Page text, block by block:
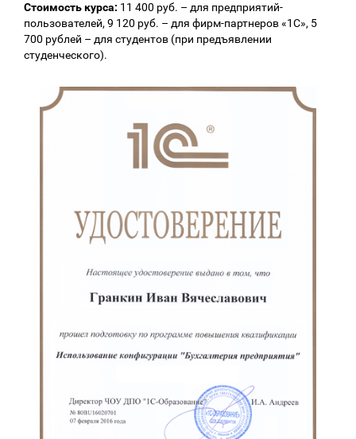
Стоимость курса: 11 400 руб. – для предприятий-
пользователей, 9 120 руб. – для фирм-партнеров «1С», 5
700 рублей – для студентов (при предъявлении
студенческого).